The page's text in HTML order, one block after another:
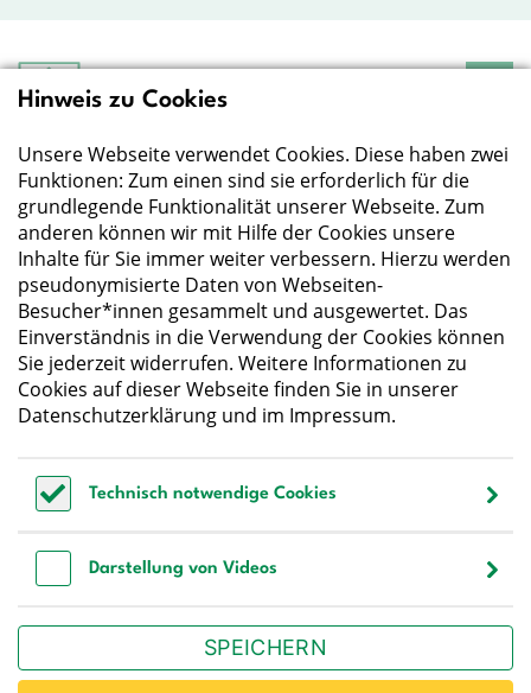
Deutsche Gesellschaft
Der Wissenschaft verpflichtet - Ihre Partnerin für
Essen und Trinken
Deutsche Gesellschaft für Ernährung e. V.
Godesberger Allee 136
53175 Bonn
Tel:+49 228 3776-600
Fax:+49 228 3776-800
E-Mail:webmaster@dge.de
[socialLinksTitle]
Bestellen Sie unseren Newsletter
Hinweis zu Cookies
Unsere Webseite verwendet Cookies. Diese haben zwei
Funktionen: Zum einen sind sie erforderlich für die
grundlegende Funktionalität unserer Webseite. Zum
anderen können wir mit Hilfe der Cookies unsere
Inhalte für Sie immer weiter verbessern. Hierzu werden
pseudonymisierte Daten von Webseiten-
Besucher*innen gesammelt und ausgewertet. Das
Einverständnis in die Verwendung der Cookies können
Sie jederzeit widerrufen. Weitere Informationen zu
Cookies auf dieser Webseite finden Sie in unserer
Datenschutzerklärung und im Impressum.
Technisch notwendige Cookies
Darstellung von Videos
SPEICHERN